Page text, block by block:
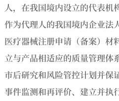
人，在我国境内设立的代表机
作为代理人的我国境内企业法
医疗器械注册申请（备案）材
立与产品相适应的质量管理体
市后研究和风险管控计划并保
事件监测和再评价、建立并执